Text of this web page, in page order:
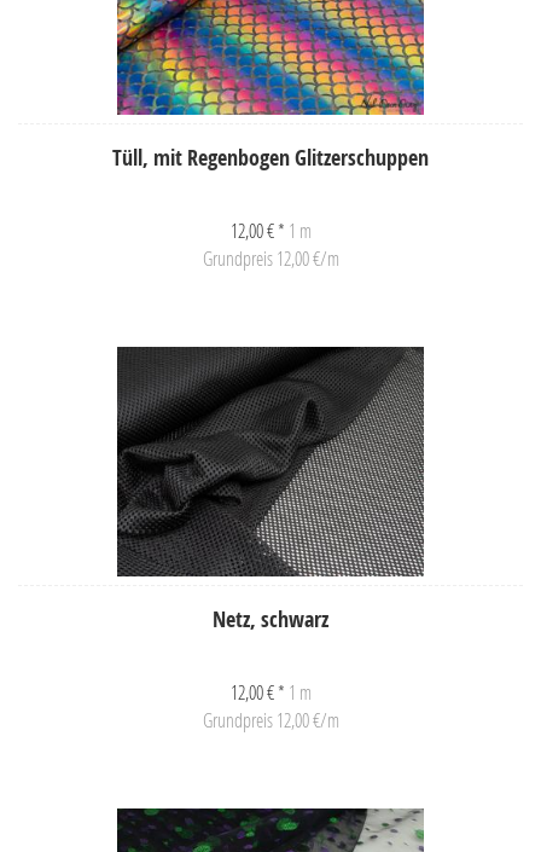
Tüll, mit Regenbogen Glitzerschuppen
12,00 € * 1 m
Grundpreis 12,00 €/m
Netz, schwarz
12,00 € * 1 m
Grundpreis 12,00 €/m